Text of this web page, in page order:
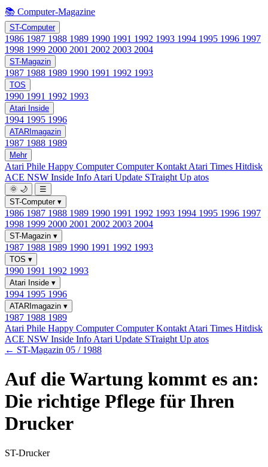
📚 Computer-Magazine
ST-Computer
1986 1987 1988 1989 1990 1991 1992 1993 1994 1995 1996 1997
1998 1999 2000 2001 2002 2003 2004
ST-Magazin
1987 1988 1989 1990 1991 1992 1993
TOS
1990 1991 1992 1993
Atari Inside
1994 1995 1996
ATARImagazin
1987 1988 1989
Mehr
Atari Phile Happy ComputerComputer Kontakt Atari Times Hitdisk
ACE NSW Inside Info Atari Update STraight Up atos
🌞 🌙
☰
ST-Computer ▾
1986 1987 1988 1989 1990 1991 1992 1993 1994 1995 1996 1997
1998 1999 2000 2001 2002 2003 2004
ST-Magazin ▾
1987 1988 1989 1990 1991 1992 1993
TOS ▾
1990 1991 1992 1993
Atari Inside ▾
1994 1995 1996
ATARImagazin ▾
1987 1988 1989
Atari Phile Happy ComputerComputer Kontakt Atari Times Hitdisk
ACE NSW Inside Info Atari Update STraight Up atos
← ST-Magazin 05 / 1988
Auf die Wartung kommt es an:
Die richtige Pflege für Ihren
Drucker
ST-Drucker